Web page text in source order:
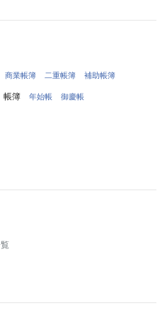
商業帳簿 二重帳簿 補助帳簿
帳簿 年始帳 御慶帳